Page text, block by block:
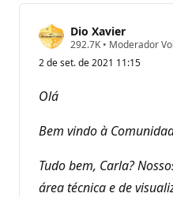
Dio Xavier
292.7K P
n
e
r
p
u
t
• Moderador
2 de set. de 2021 11:15
Olá
Bem vindo à
Tudo bem, Carla?
área técnica e de